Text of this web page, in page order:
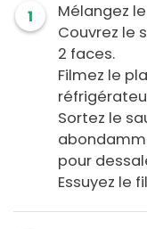
1
Mélangez
Couvrez le
2 faces.
Filmez le
Sortez le
pour
Essuyez le